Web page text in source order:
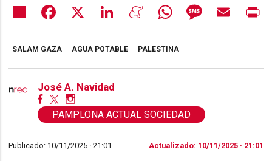
Share Facebook LinkedIn MeneameWhatsAppMessageEmail
SALAM GAZA AGUA POTABLE PALESTINA
José A. Navidad
PAMPLONA ACTUAL SOCIEDAD
Publicado: 10/11/2025 ·21:01 Actualizado: 10/11/2025 · 21:01